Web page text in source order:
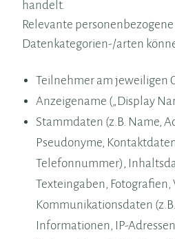
handelt.
Relevante personenbezogene
Datenkategorien-/arten
Teilnehmer am jeweiligen
Anzeigename („Display
Stammdaten (z.B. Name,
Pseudonyme,
Telefonnummer),
Texteingaben,
Kommunikationsdaten
Informationen, IP-